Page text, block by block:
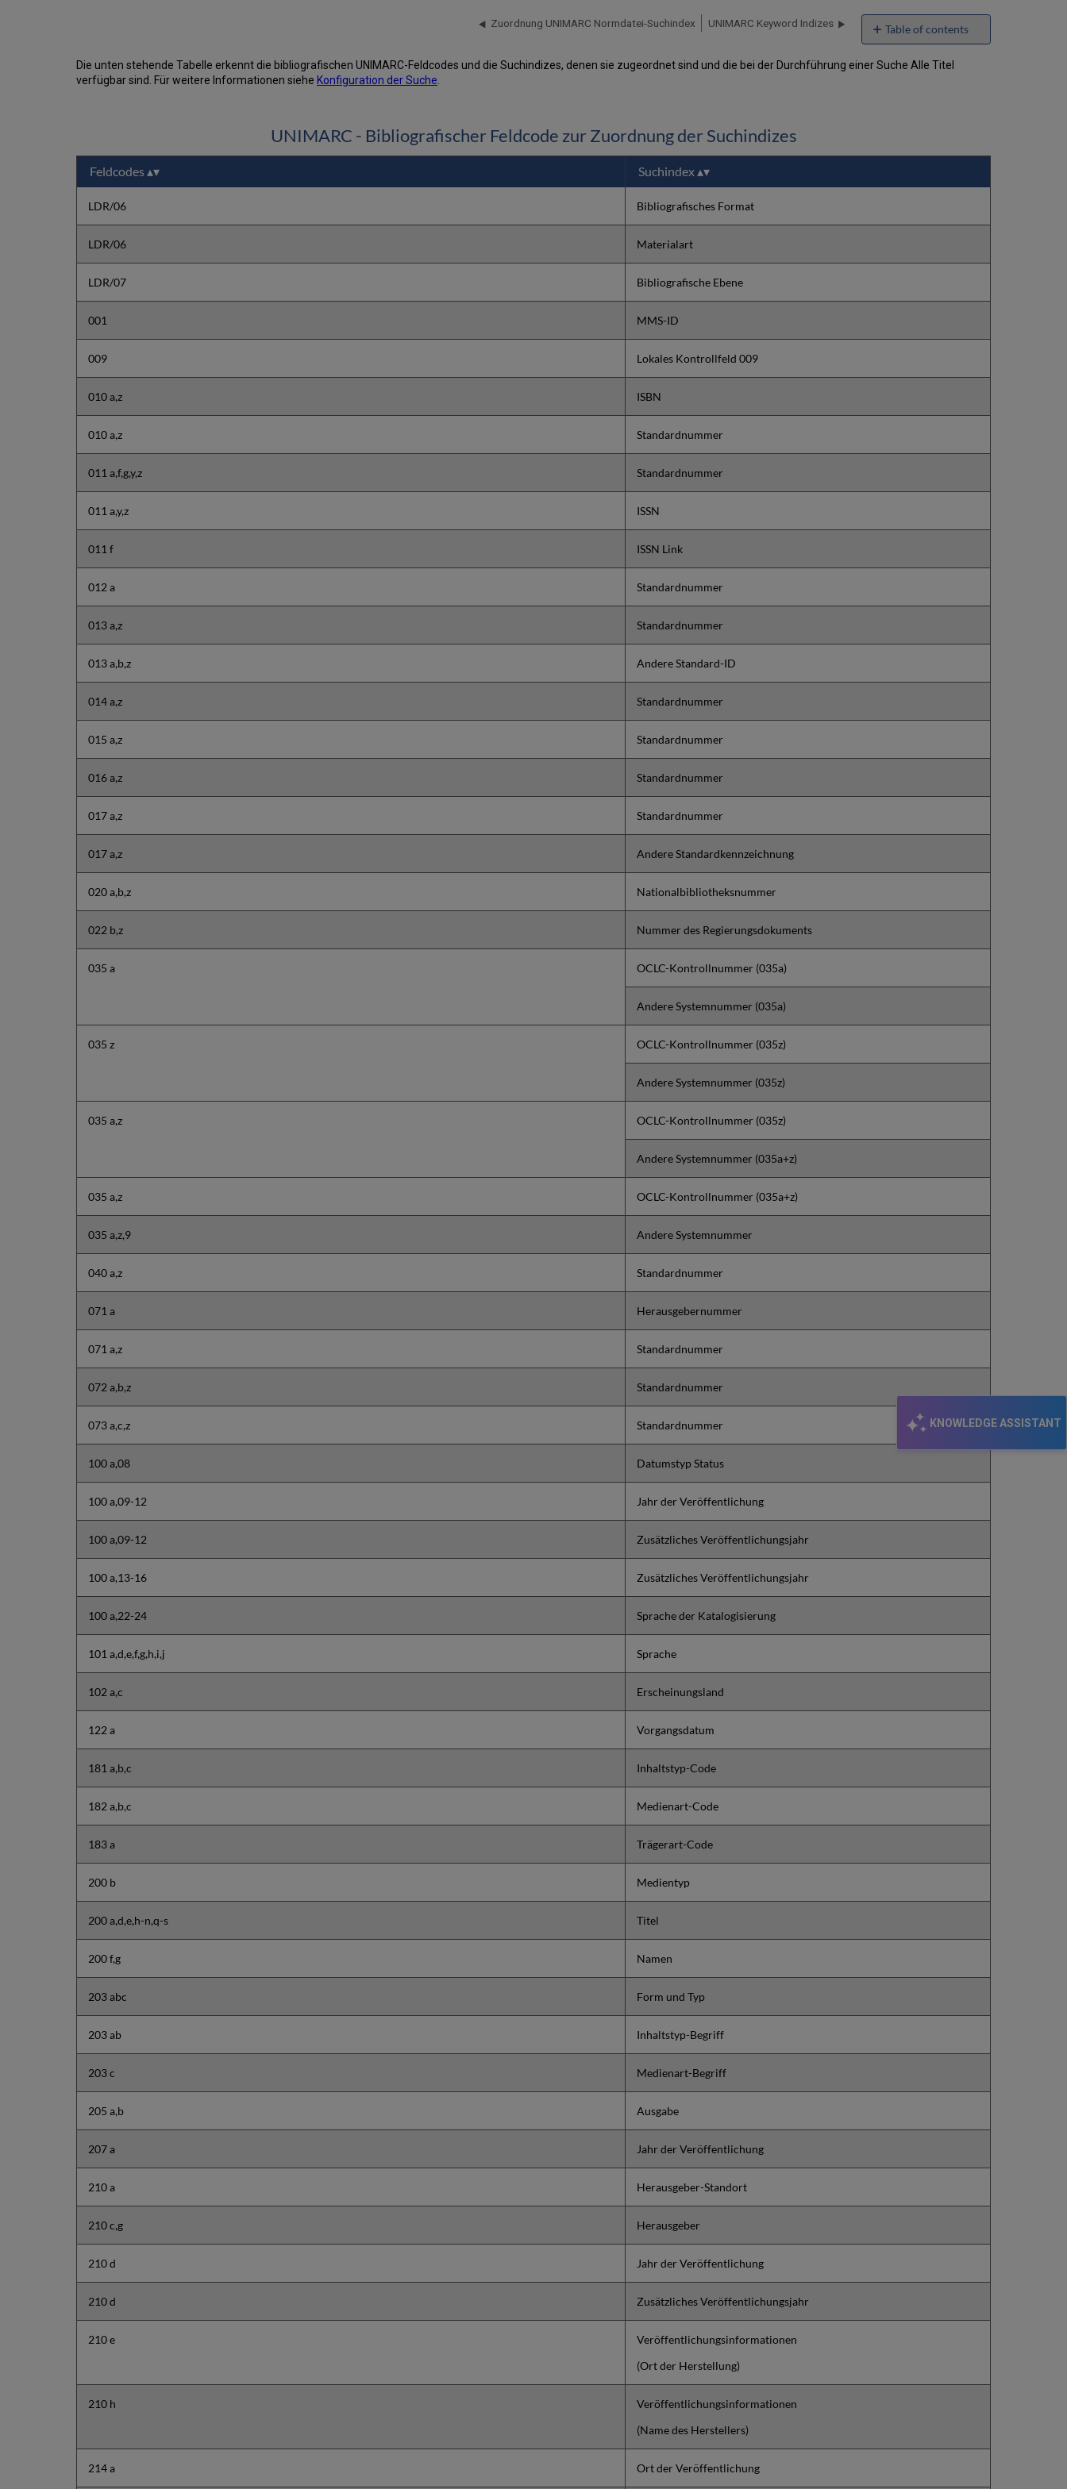
KNOWLEDGE ASSISTANT
Table of contents
No
Zuordnung UNIMARC Normdatei-Suchindex UNIMARC Keyword Indizes
Die unten stehende Tabelle erkennt die bibliografischen UNIMARC-Feldcodes und die Suchindizes, denen sie zugeordnet sind und die bei der Durchführung einer Suche Alle Titel
verfügbar sind. Für weitere Informationen siehe Konfiguration der Suche.
UNIMARC - Bibliografischer Feldcode zur Zuordnung der Suchindizes
Feldcodes Suchindex
LDR/06 Bibliografisches Format
LDR/06 Materialart
LDR/07 Bibliografische Ebene
001 MMS-ID
009 Lokales Kontrollfeld 009
010 a,z ISBN
010 a,z Standardnummer
011 a,f,g,y,z Standardnummer
011 a,y,z ISSN
011 f ISSN Link
012 a Standardnummer
013 a,z Standardnummer
013 a,b,z Andere Standard-ID
014 a,z Standardnummer
015 a,z Standardnummer
016 a,z Standardnummer
017 a,z Standardnummer
017 a,z Andere Standardkennzeichnung
020 a,b,z Nationalbibliotheksnummer
022 b,z Nummer des Regierungsdokuments
035 a OCLC-Kontrollnummer (035a)
Andere Systemnummer (035a)
035 z OCLC-Kontrollnummer (035z)
Andere Systemnummer (035z)
035 a,z OCLC-Kontrollnummer (035z)
Andere Systemnummer (035a+z)
035 a,z OCLC-Kontrollnummer (035a+z)
035 a,z,9 Andere Systemnummer
040 a,z Standardnummer
071 a Herausgebernummer
071 a,z Standardnummer
072 a,b,z Standardnummer
073 a,c,z Standardnummer
100 a,08 Datumstyp Status
100 a,09-12 Jahr der Veröffentlichung
100 a,09-12 Zusätzliches Veröffentlichungsjahr
100 a,13-16 Zusätzliches Veröffentlichungsjahr
100 a,22-24 Sprache der Katalogisierung
101 a,d,e,f,g,h,i,j Sprache
102 a,c Erscheinungsland
122 a Vorgangsdatum
181 a,b,c Inhaltstyp-Code
182 a,b,c Medienart-Code
183 a Trägerart-Code
200 b Medientyp
200 a,d,e,h-n,q-s Titel
200 f,g Namen
203 abc Form und Typ
203 ab Inhaltstyp-Begriff
203 c Medienart-Begriff
205 a,b Ausgabe
207 a Jahr der Veröffentlichung
210 a Herausgeber-Standort
210 c,g Herausgeber
210 d Jahr der Veröffentlichung
210 d Zusätzliches Veröffentlichungsjahr
210 e
Veröffentlichungsinformationen
(Ort der Herstellung)
210 h
Veröffentlichungsinformationen
(Name des Herstellers)
214 a Ort der Veröffentlichung